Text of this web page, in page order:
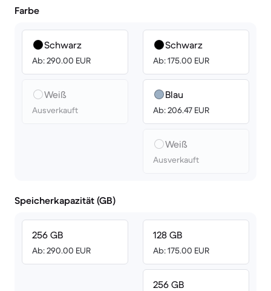
Farbe
Schwarz
Ab: 290.00 EUR
Weiß
Ausverkauft
Schwarz
Ab: 175.00 EUR
Blau
Ab: 206.47 EUR
Weiß
Ausverkauft
Speicherkapazität (GB)
256 GB
Ab: 290.00 EUR
128 GB
Ab: 175.00 EUR
256 GB